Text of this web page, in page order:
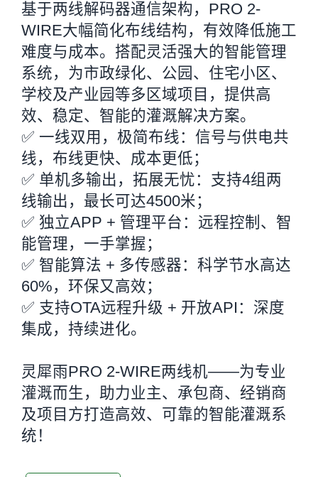
基于两线解码器通信架构，PRO 2-
WIRE大幅简化布线结构，有效降低施工
难度与成本。搭配灵活强大的智能管理
系统，为市政绿化、公园、住宅小区、
学校及产业园等多区域项目，提供高
效、稳定、智能的灌溉解决方案。
✅ 一线双用，极简布线：信号与供电共
线，布线更快、成本更低；
✅ 单机多输出，拓展无忧：支持4组两
线输出，最长可达4500米；
✅ 独立APP + 管理平台：远程控制、智
能管理，一手掌握；
✅ 智能算法 + 多传感器：科学节水高达
60%，环保又高效；
✅ 支持OTA远程升级 + 开放API：深度
集成，持续进化。
灵犀雨PRO 2-WIRE两线机——为专业
灌溉而生，助力业主、承包商、经销商
及项目方打造高效、可靠的智能灌溉系
统！